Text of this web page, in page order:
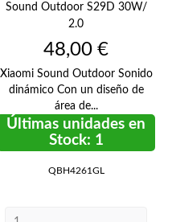
Sound Outdoor S29D 30W/
2.0
Precio
48,00 €
Xiaomi Sound Outdoor Sonido
dinámico Con un diseño de
área de...
Últimas unidades en
Stock: 1
QBH4261GL